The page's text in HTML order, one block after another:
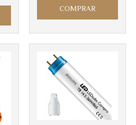
COMPRAR